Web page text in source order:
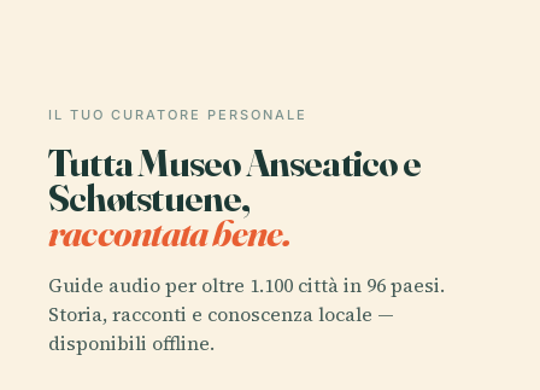
IL TUO CURATORE PERSONALE
Tutta Museo Anseatico e
Schøtstuene,
raccontata bene.
Guide audio per oltre 1.100 città in 96 paesi.
Storia, racconti e conoscenza locale —
disponibili offline.